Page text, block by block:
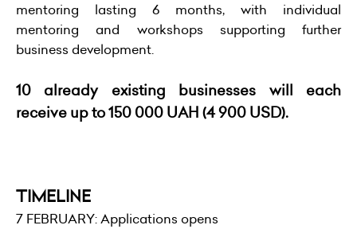
mentoring lasting 6 months, with individual
mentoring and workshops supporting further
business development.
10 already existing businesses will each
receive up to 150 000 UAH (4 900 USD).
TIMELINE
7 FEBRUARY: Applications opens